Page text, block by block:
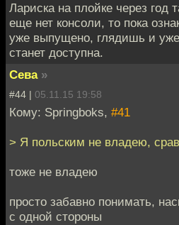
Лариска на плойке через год
еще нет консоли, то пока
уже выпущено, глядишь и
станет доступна.
Сева »
#44 | 05.11.15 19:58
Кому: Springboks, #41
> Я польским не владею,
тоже не владею
просто забавно понимать,
с одной стороны